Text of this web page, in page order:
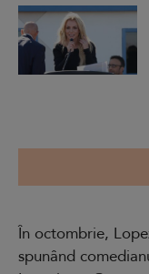
În octombrie,
spunând